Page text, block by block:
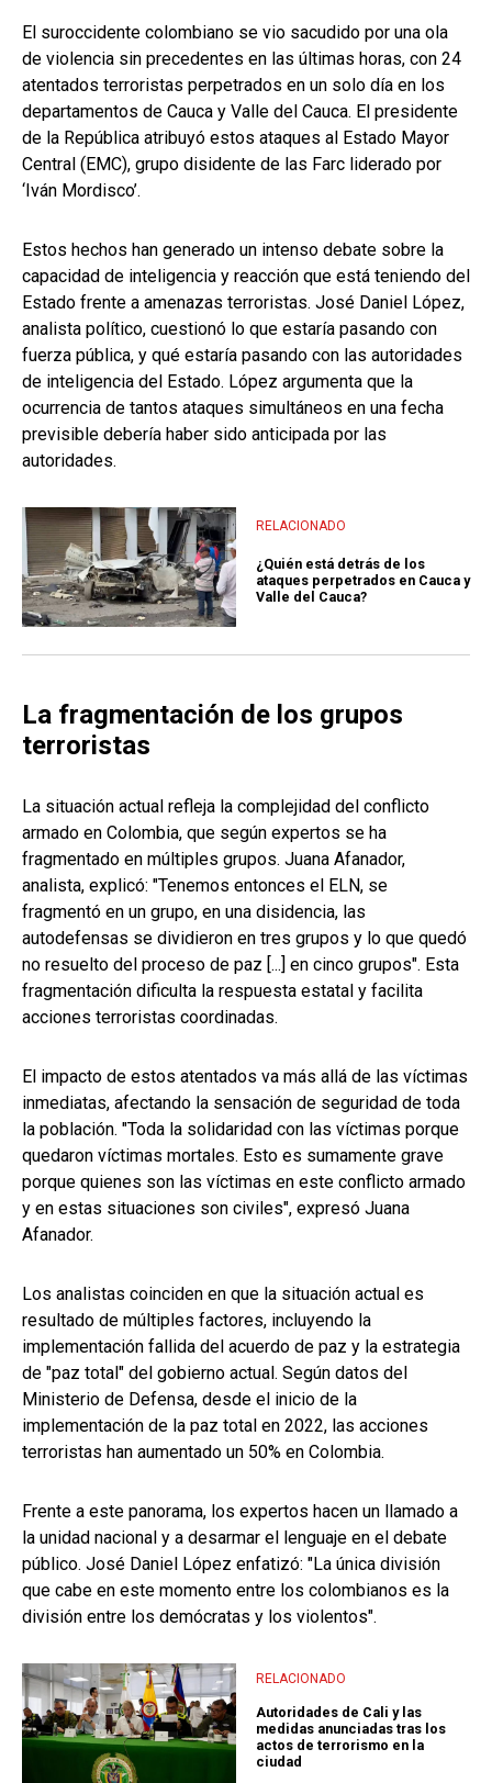
El suroccidente colombiano se vio sacudido por una ola
de violencia sin precedentes en las últimas horas, con 24
atentados terroristas perpetrados en un solo día en los
departamentos de Cauca y Valle del Cauca. El presidente
de la República atribuyó estos ataques al Estado Mayor
Central (EMC), grupo disidente de las Farc liderado por
‘Iván Mordisco’.
Estos hechos han generado un intenso debate sobre la
capacidad de inteligencia y reacción que está teniendo del
Estado frente a amenazas terroristas. José Daniel López,
analista político, cuestionó lo que estaría pasando con
fuerza pública, y qué estaría pasando con las autoridades
de inteligencia del Estado. López argumenta que la
ocurrencia de tantos ataques simultáneos en una fecha
previsible debería haber sido anticipada por las
autoridades.
RELACIONADO
¿Quién está detrás de los
ataques perpetrados en Cauca y
Valle del Cauca?
La fragmentación de los grupos
terroristas
La situación actual refleja la complejidad del conflicto
armado en Colombia, que según expertos se ha
fragmentado en múltiples grupos. Juana Afanador,
analista, explicó: "Tenemos entonces el ELN, se
fragmentó en un grupo, en una disidencia, las
autodefensas se dividieron en tres grupos y lo que quedó
no resuelto del proceso de paz [...] en cinco grupos". Esta
fragmentación dificulta la respuesta estatal y facilita
acciones terroristas coordinadas.
El impacto de estos atentados va más allá de las víctimas
inmediatas, afectando la sensación de seguridad de toda
la población. "Toda la solidaridad con las víctimas porque
quedaron víctimas mortales. Esto es sumamente grave
porque quienes son las víctimas en este conflicto armado
y en estas situaciones son civiles", expresó Juana
Afanador.
Los analistas coinciden en que la situación actual es
resultado de múltiples factores, incluyendo la
implementación fallida del acuerdo de paz y la estrategia
de "paz total" del gobierno actual. Según datos del
Ministerio de Defensa, desde el inicio de la
implementación de la paz total en 2022, las acciones
terroristas han aumentado un 50% en Colombia.
Frente a este panorama, los expertos hacen un llamado a
la unidad nacional y a desarmar el lenguaje en el debate
público. José Daniel López enfatizó: "La única división
que cabe en este momento entre los colombianos es la
división entre los demócratas y los violentos".
RELACIONADO
Autoridades de Cali y las
medidas anunciadas tras los
actos de terrorismo en la
ciudad